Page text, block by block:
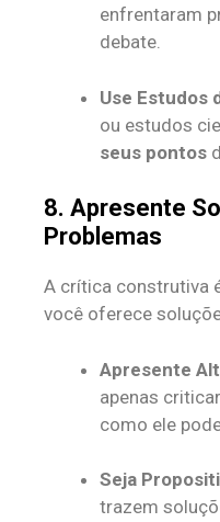
enfrentaram
debate.
Use Estudos
ou estudos
seus pontos
8. Apresente
Problemas
A crítica construtiva
você oferece
Apresente
apenas
como ele
Seja
trazem